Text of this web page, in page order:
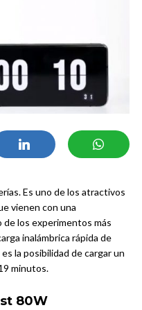
Es uno de los atractivos
vienen con una
de los experimentos más
inalámbrica rápida de
la posibilidad de cargar un
minutos.
80W